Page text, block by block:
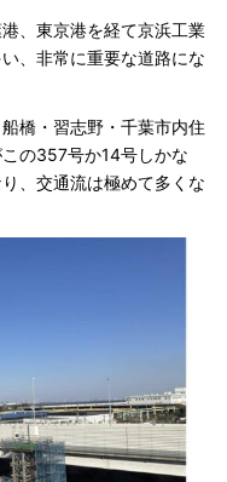
、東京港を経て京浜工業
、非常に重要な道路にな
橋・習志野・千葉市内住
の357号か14号しかな
、交通流は極めて多くな